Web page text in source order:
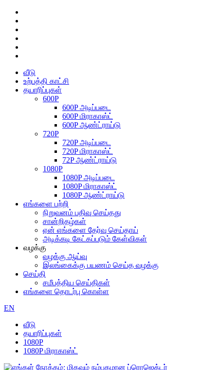
வீடு
உற்பத்தி காட்சி
தயாரிப்புகள்
600P
600P அடிப்படை
600P மிராகாஸ்ட்
600P ஆண்ட்ராய்டு
720P
720P அடிப்படை
720P மிராகாஸ்ட்
72P ஆண்ட்ராய்டு
1080P
1080P அடிப்படை
1080P மிராகாஸ்ட்
1080P ஆண்ட்ராய்டு
எங்களை பற்றி
நிறுவனம் பதிவு செய்தது
சான்றிதழ்கள்
ஏன் எங்களை தேர்வு செய்தாய்
அடிக்கடி கேட்கப்படும் கேள்விகள்
வழக்கு
வழக்கு ஆய்வு
இலங்கைக்கு பயணம் செய்த வழக்கு
செய்தி
சமீபத்திய செய்திகள்
எங்களை தொடர்பு கொள்ள
EN
வீடு
தயாரிப்புகள்
1080P
1080P மிராகாஸ்ட்